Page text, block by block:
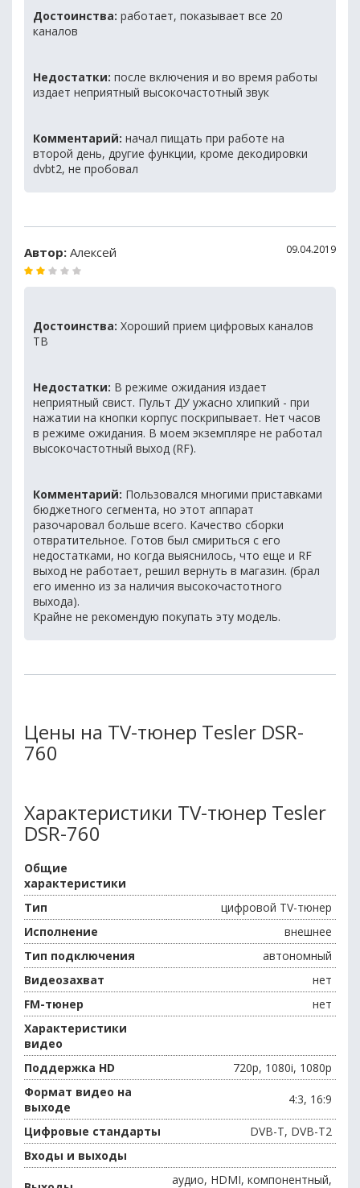
Достоинства: работает, показывает все 20
каналов
Недостатки: после включения и во время работы
издает неприятный высокочастотный звук
Комментарий: начал пищать при работе на
второй день, другие функции, кроме декодировки
dvbt2, не пробовал
Автор: Алексей 09.04.2019
Достоинства: Хороший прием цифровых каналов
ТВ
Недостатки: В режиме ожидания издает
неприятный свист. Пульт ДУ ужасно хлипкий - при
нажатии на кнопки корпус поскрипывает. Нет часов
в режиме ожидания. В моем экземпляре не работал
высокочастотный выход (RF).
Комментарий: Пользовался многими приставками
бюджетного сегмента, но этот аппарат
разочаровал больше всего. Качество сборки
отвратительное. Готов был смириться с его
недостатками, но когда выяснилось, что еще и RF
выход не работает, решил вернуть в магазин. (брал
его именно из за наличия высокочастотного
выхода).
Крайне не рекомендую покупать эту модель.
Цены на TV-тюнер Tesler DSR-
760
Характеристики TV-тюнер Tesler
DSR-760
Общие
характеристики
Тип
цифровой TV-тюнер
Исполнение
внешнее
Тип подключения
автономный
Видеозахват
нет
FM-тюнер
нет
Характеристики
видео
Поддержка HD
720p, 1080i, 1080p
Формат видео на
выходе
4:3, 16:9
Цифровые стандарты
DVB-T, DVB-T2
Входы и выходы
аудио, HDMI, компонентный,